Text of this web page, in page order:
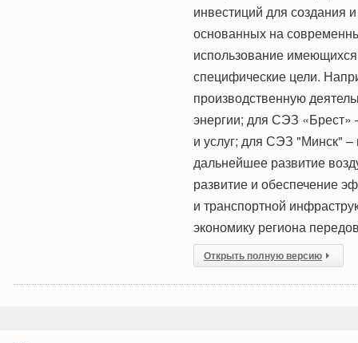
инвестиций для создания
основанных на
использование
специфические цели.
производственную
энергии; для СЭЗ «Брест»
и услуг; для СЭЗ "Минск"
дальнейшее развитие
развитие и обеспечение
и транспортной
экономику региона
Открыть полную версию